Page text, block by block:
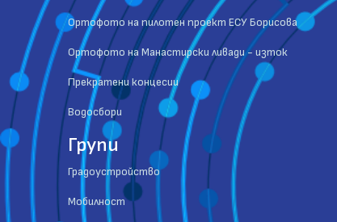
Ортофото на пилотен проект ЕСУ Борисова
Ортофото на Манастирски ливади - изток
Прекратени концесии
Водосбори
Групи
Градоустройство
Мобилност